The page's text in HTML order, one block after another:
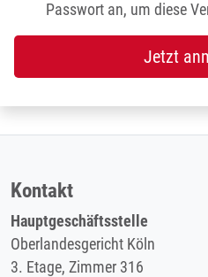
Passwort an, um diese
Jetzt
Kontakt
Hauptgeschäftsstelle
Oberlandesgericht Köln
3. Etage, Zimmer 316